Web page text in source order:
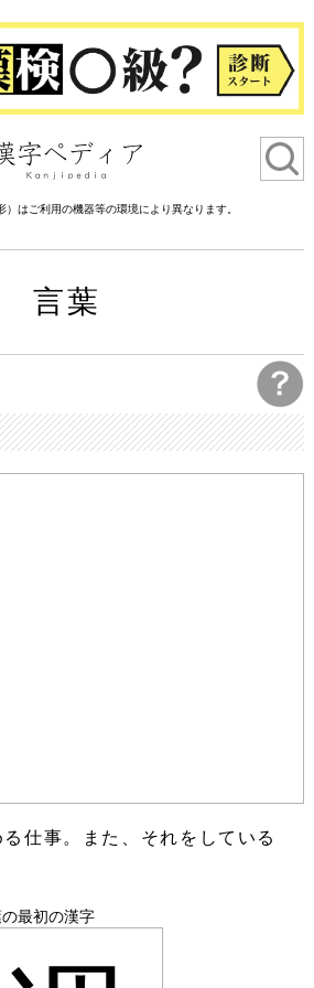
はご利用の機器等の環境により異なります。
言葉
仕事。また、それをしている
最初の漢字